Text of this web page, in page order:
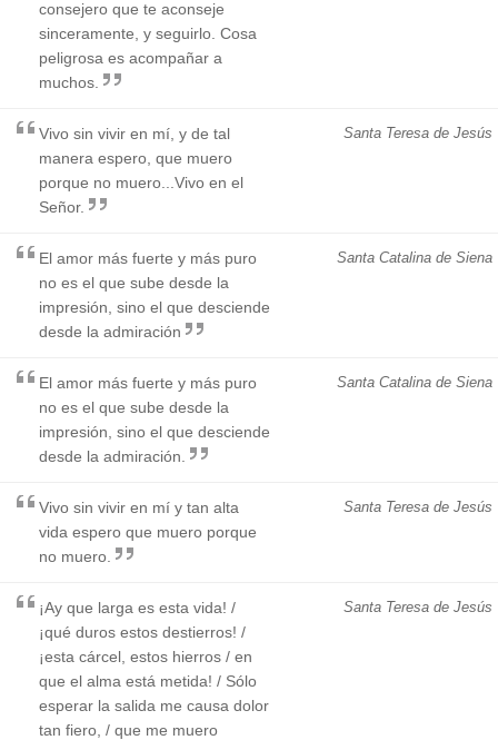
consejero que te aconseje
sinceramente, y seguirlo. Cosa
peligrosa es acompañar a
muchos.
Santa Teresa de Jesús
Vivo sin vivir en mí, y de tal
manera espero, que muero
porque no muero...Vivo en el
Señor.
Santa Catalina de Siena
El amor más fuerte y más puro
no es el que sube desde la
impresión, sino el que desciende
desde la admiración
Santa Catalina de Siena
El amor más fuerte y más puro
no es el que sube desde la
impresión, sino el que desciende
desde la admiración.
Santa Teresa de Jesús
Vivo sin vivir en mí y tan alta
vida espero que muero porque
no muero.
Santa Teresa de Jesús
¡Ay que larga es esta vida! /
¡qué duros estos destierros! /
¡esta cárcel, estos hierros / en
que el alma está metida! / Sólo
esperar la salida me causa dolor
tan fiero, / que me muero